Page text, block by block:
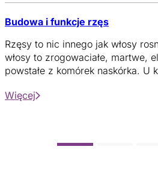
Budowa i funkcje rzęs
Rzęsy to nic innego jak włosy
włosy to zrogowaciałe, martwe,
powstałe z komórek naskórka. U
rzęs na dolnej powiece. W
Więcej